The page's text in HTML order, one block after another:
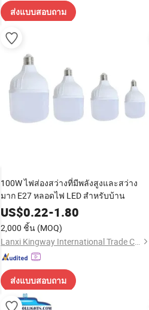
ส่งแบบสอบถาม
100W ไฟส่องสว่างที่มีพลังสูงและสว่าง
มาก E27 หลอดไฟ LED สำหรับบ้าน
US$0.22-1.80
2,000 ชิ้น (MOQ)
Lanxi Kingway International Trade Co., Ltd.
ส่งแบบสอบถาม